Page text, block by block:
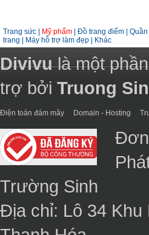
Trang sức Mỹ phẩm Đồ trang điểm
trang
Máy hỗ trợ làm đẹp Khác
Divivulà một
trợ bởi Truong
Điện toán đám mây Domain - Hosting
Đơn
Trường Sinh
Địa chỉ: Lô 34 Khu